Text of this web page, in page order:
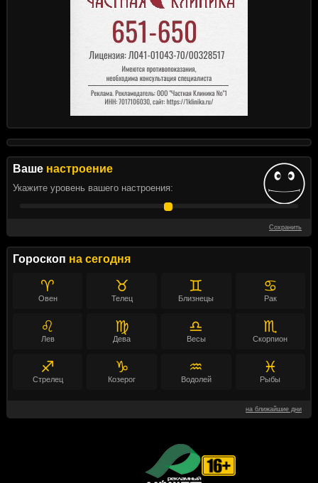
Ваше настроение
Укажите уровень вашего настроения:
Сохранить
Гороскоп на сегодня
♈
Овен
♉
Телец
♊
Близнецы
♋
Рак
♌
Лев
♍
Дева
♎
Весы
♏
Скорпион
♐
Стрелец
♑
Козерог
♒
Водолей
♓
Рыбы
на ближайшие дни